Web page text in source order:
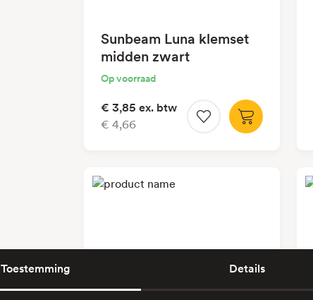
Toestemming Details
Sunbeam Luna klemset
midden zwart
Op voorraad
€ 3,85 ex. btw
€ 4,66